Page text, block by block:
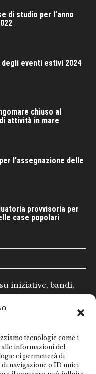
tecnologie come i
informazioni del
ci permetterà di
navigazione o ID unici
di studio per l’anno
eventi estivi 2024
chiuso al
attività in mare
l’assegnazione delle
provvisoria per
case popolari
iniziative, bandi,